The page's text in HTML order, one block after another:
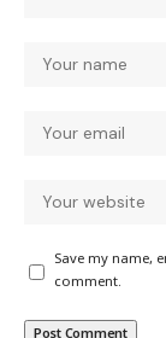
Save my name,
comment.